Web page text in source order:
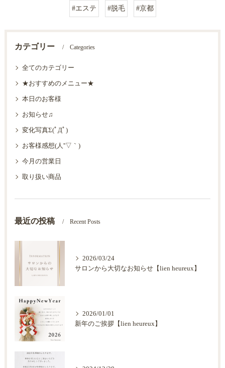
#エステ #脱毛 #京都
カテゴリー Categories
全てのカテゴリー
★おすすめのメニュー★
本日のお客様
お知らせ♫
変化写真Σ(ﾟДﾟ)
お客様感想(人''▽｀)
今月の営業日
取り扱い商品
最近の投稿 Recent Posts
2026/03/24
サロンから大切なお知らせ【lien heureux】
2026/01/01
新年のご挨拶【lien heureux】